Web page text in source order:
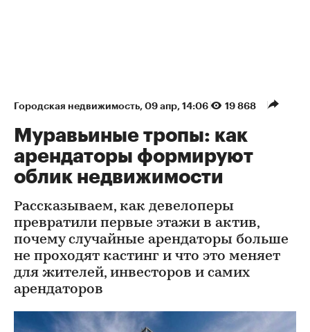
Городская недвижимость 09 апр, 14:06 19 868
Муравьиные тропы: как
арендаторы формируют
облик недвижимости
Рассказываем, как девелоперы
превратили первые этажи в актив,
почему случайные арендаторы больше
не проходят кастинг и что это меняет
для жителей, инвесторов и самих
арендаторов